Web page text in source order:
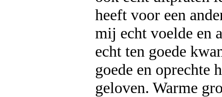
heeft voor een
mij echt voelde en
echt ten goede
goede en oprechte
geloven. Warme